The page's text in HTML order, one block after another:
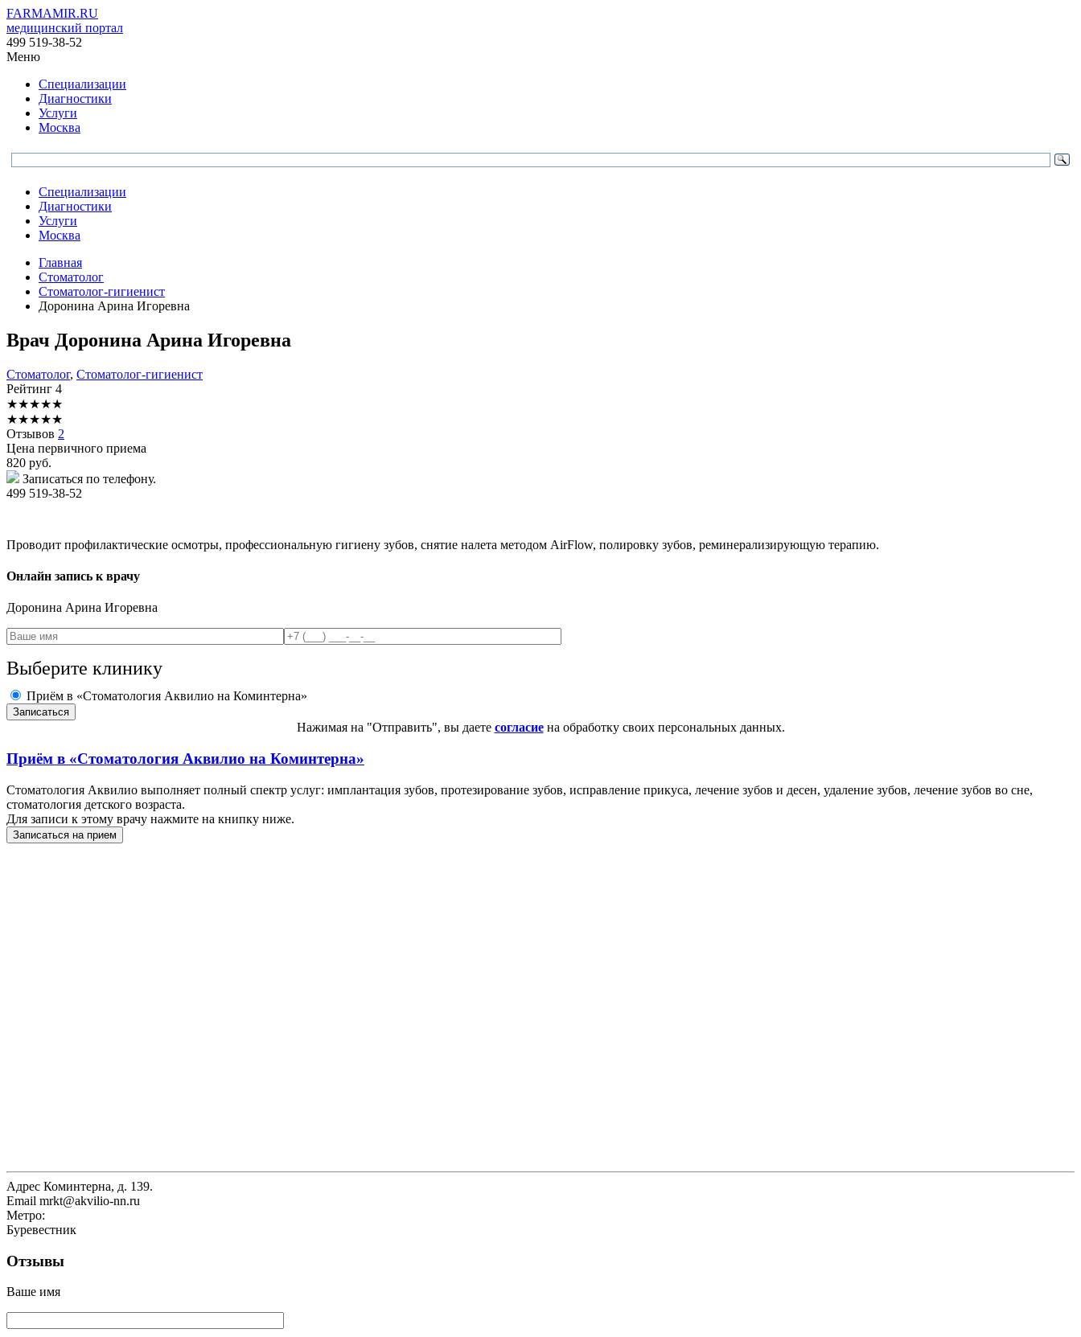
FARMAMIR.RU
медицинский портал
499 519-38-52
Меню
Специализации
Диагностики
Услуги
Москва
Специализации
Диагностики
Услуги
Москва
Главная
Стоматолог
Стоматолог-гигиенист
Доронина Арина Игоревна
Врач Доронина Арина Игоревна
Стоматолог, Стоматолог-гигиенист
Рейтинг 4
★★★★★
★★★★★
Отзывов 2
Цена первичного приема
820 руб.
Записаться по телефону.
499 519-38-52
Проводит профилактические осмотры, профессиональную гигиену зубов, снятие налета методом AirFlow, полировку зубов, реминерализирующую терапию.
Онлайн запись к врачу
Доронина Арина Игоревна
Выберите клинику
Приём в «Стоматология Аквилио на Коминтерна»
Нажимая на "Отправить", вы даете согласиена обработку своих персональных данных.
Приём в «Стоматология Аквилио на Коминтерна»
Стоматология Аквилио выполняет полный спектр услуг: имплантация зубов, протезирование зубов, исправление прикуса, лечение зубов и десен, удаление зубов, лечение зубов во сне,
стоматология детского возраста.
Для записи к этому врачу нажмите на книпку ниже.
Записаться на прием
Адрес Коминтерна, д. 139.
Email mrkt@akvilio-nn.ru
Метро:
Буревестник
Отзывы
Ваше имя